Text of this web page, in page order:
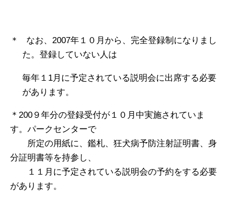
＊ なお、 2007年１０月から、完全登録制になりまし
た。登録していない人は
毎年１1月に予定されている説明会に出席する必要
があります。
＊200９年分の登録受付が１０月中実施されていま
す。パークセンターで
所定の用紙に、鑑札、狂犬病予防注射証明書、身
分証明書等を持参し、
１１月に予定されている説明会の予約をする必要
があります。